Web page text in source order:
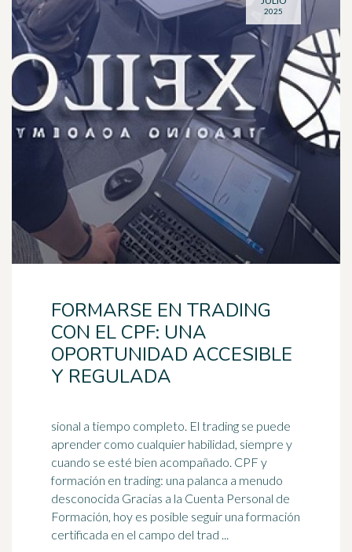
FORMARSE EN TRADING
CON EL CPF: UNA
OPORTUNIDAD ACCESIBLE
Y REGULADA
sional a tiempo completo. El trading se puede
aprender como cualquier habilidad, siempre y
cuando se esté bien acompañado. CPF y
formación en trading: una palanca a menudo
desconocida Gracias a la Cuenta Personal de
Formación, hoy es posible seguir una formación
certificada en el campo del trad ...
2025